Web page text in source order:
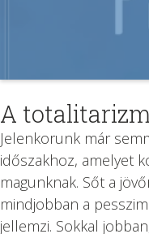
A
Jelenkorunk már
időszakhoz, amelyet
magunknak. Sőt a
mindjobban a
jellemzi. Sokkal